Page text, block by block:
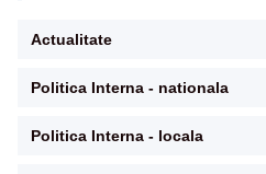
Actualitate
Politica Interna - nationala
Politica Interna - locala